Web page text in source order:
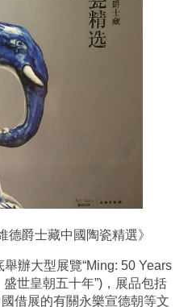
德爵士藏中國陶瓷精選》
辦大型展覽“Ming: 50 Years
世皇朝五十年”)，展品包括
借展的有關永樂宣德朝等文